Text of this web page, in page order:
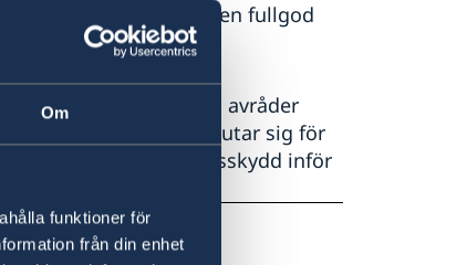
Om
funktioner för
från din enhet
Kenya att teckna en fullgod
områden som UD avråder
skydd om man beslutar sig för
se över sitt försäkringsskydd inför